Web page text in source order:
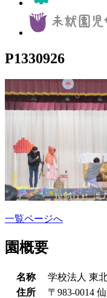
P1330926
一覧ページへ
園概要
名称
学校法人 東
住所
〒983-0014